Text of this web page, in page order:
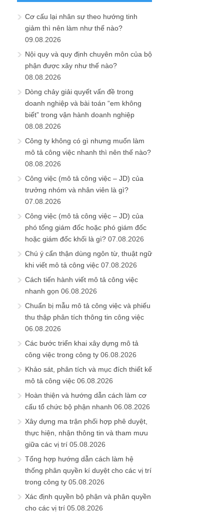
Cơ cấu lại nhân sự theo hướng tinh
giảm thì nên làm như thế nào?
09.08.2026
Nội quy và quy định chuyên môn của bộ
phận được xây như thế nào?
08.08.2026
Dòng chảy giải quyết vấn đề trong
doanh nghiệp và bài toán “em không
biết” trong vận hành doanh nghiệp
08.08.2026
Công ty không có gì nhưng muốn làm
mô tả công việc nhanh thì nên thế nào?
08.08.2026
Công việc (mô tả công việc – JD) của
trưởng nhóm và nhân viên là gì?
07.08.2026
Công việc (mô tả công việc – JD) của
phó tổng giám đốc hoặc phó giám đốc
hoặc giám đốc khối là gì? 07.08.2026
Chú ý cẩn thận dùng ngôn từ, thuật ngữ
khi viết mô tả công việc 07.08.2026
Cách tiến hành viết mô tả công việc
nhanh gọn 06.08.2026
Chuẩn bị mẫu mô tả công việc và phiếu
thu thập phân tích thông tin công việc
06.08.2026
Các bước triển khai xây dựng mô tả
công việc trong công ty 06.08.2026
Khảo sát, phân tích và mục đích thiết kế
mô tả công việc 06.08.2026
Hoàn thiện và hướng dẫn cách làm cơ
cấu tổ chức bộ phận nhanh 06.08.2026
Xây dựng ma trận phối hợp phê duyệt,
thực hiện, nhận thông tin và tham mưu
giữa các vị trí 05.08.2026
Tổng hợp hướng dẫn cách làm hệ
thống phân quyền kí duyệt cho các vị trí
trong công ty 05.08.2026
Xác định quyền bộ phận và phân quyền
cho các vị trí 05.08.2026